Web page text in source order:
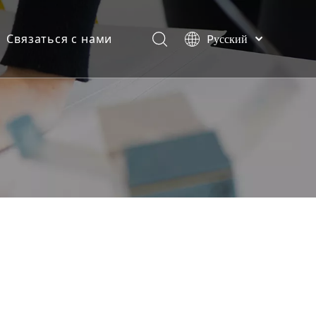
Связаться с нами
Pусский
العربية
Português
Deutsch
Italiano
日本語